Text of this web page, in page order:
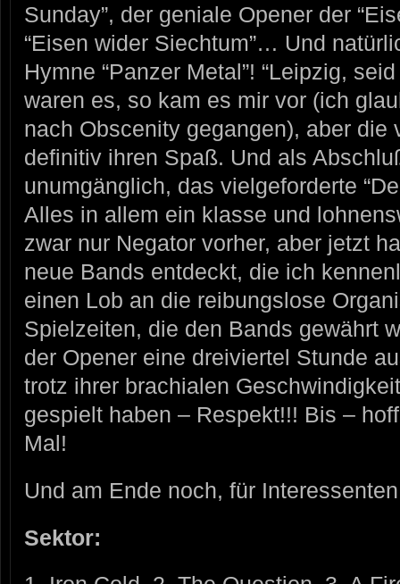
Sunday”, der geniale Opener der
“Eisen wider Siechtum”… Und
Hymne “Panzer Metal”! “Leipzig,
waren es, so kam es mir vor (ich
nach Obscenity gegangen), aber die
definitiv ihren Spaß. Und als
unumgänglich, das vielgeforderte
Alles in allem ein klasse und
zwar nur Negator vorher, aber jetzt
neue Bands entdeckt, die ich
einen Lob an die reibungslose
Spielzeiten, die den Bands gewährt
der Opener eine dreiviertel Stunde
trotz ihrer brachialen
gespielt haben – Respekt!!! Bis –
Mal!
Und am Ende noch, für
Sektor: